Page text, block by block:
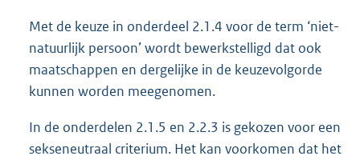
Met de keuze in onderdeel 2.1.4 voor de term ‘niet-
natuurlijk persoon’ wordt bewerkstelligd dat ook
maatschappen en dergelijke in de keuzevolgorde
kunnen worden meegenomen.
In de onderdelen 2.1.5 en 2.2.3 is gekozen voor een
sekseneutraal criterium. Het kan voorkomen dat het